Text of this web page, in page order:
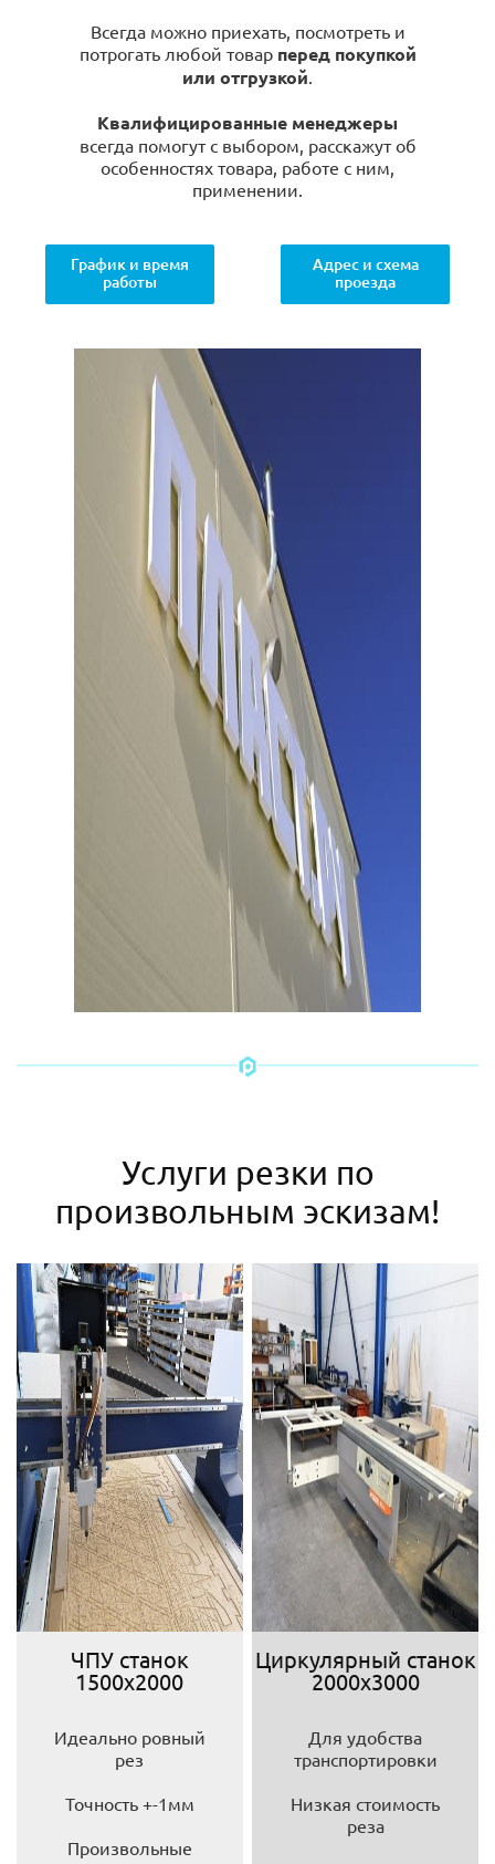
Всегда можно приехать, посмотреть и
потрогать любой товар перед покупкой
или отгрузкой.
Квалифицированные менеджеры
всегда помогут с выбором, расскажут об
особенностях товара, работе с ним,
применении.
График и время
работы
Адрес и схема
проезда
Услуги резки по
произвольным эскизам!
ЧПУ станок
1500х2000
Идеально ровный
рез
Точность +-1мм
Произвольные
Циркулярный станок
2000х3000
Для удобства
транспортировки
Низкая стоимость
реза